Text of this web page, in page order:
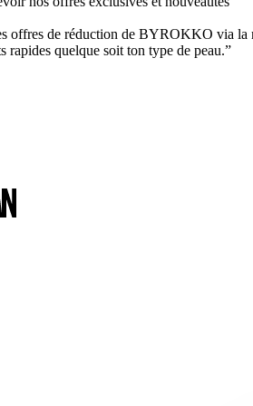
offres de réduction de BYROKKO via la
rapides quelque soit ton type de peau.”